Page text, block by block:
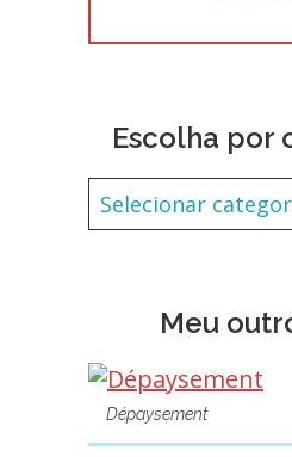
Escolha por
Meu
Dépaysement